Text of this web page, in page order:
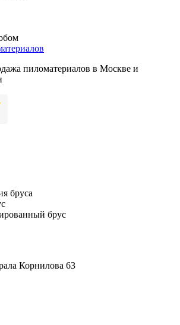
пиломатериалов в Москве и
бруса
брус
Корнилова 63